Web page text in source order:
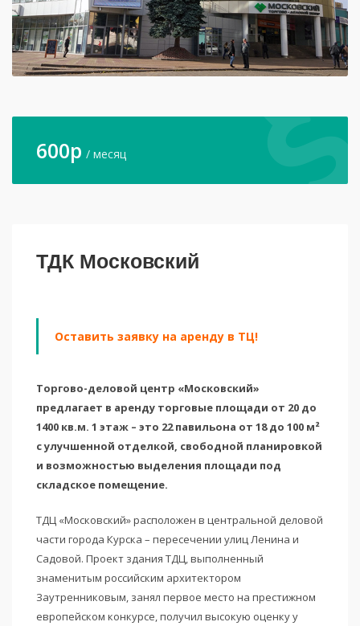
600p / месяц
ТДК Московский
Оставить заявку на аренду в ТЦ!
Торгово-деловой центр «Московский»
предлагает в аренду торговые площади от 20 до
1400 кв.м. 1 этаж – это 22 павильона от 18 до 100 м²
с улучшенной отделкой, свободной планировкой
и возможностью выделения площади под
складское помещение.
ТДЦ «Московский» расположен в центральной деловой
части города Курска – пересечении улиц Ленина и
Садовой. Проект здания ТДЦ, выполненный
знаменитым российским архитектором
Заутренниковым, занял первое место на престижном
европейском конкурсе, получил высокую оценку у